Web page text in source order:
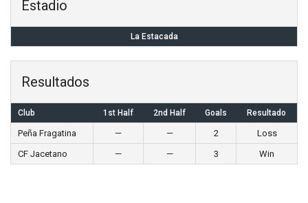
Estadio
La Estacada
Resultados
Club 1st Half 2nd Half Goals Resultado
Peña Fragatina — — 2
Loss
CF Jacetano
— — 3 Win